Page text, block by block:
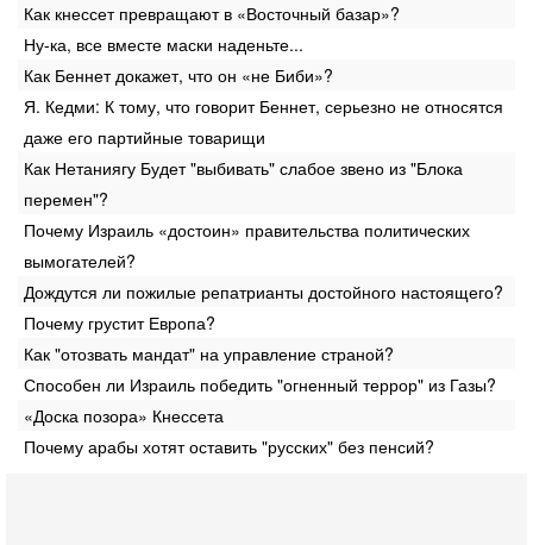
Как кнессет превращают в «Восточный базар»?
Ну-ка, все вместе маски наденьте...
Как Беннет докажет, что он «не Биби»?
Я. Кедми: К тому, что говорит Беннет, серьезно не относятся
даже его партийные товарищи
Как Нетаниягу Будет "выбивать" слабое звено из "Блока
перемен"?
Почему Израиль «достоин» правительства политических
вымогателей?
Дождутся ли пожилые репатрианты достойного настоящего?
Почему грустит Европа?
Как "отозвать мандат" на управление страной?
Способен ли Израиль победить "огненный террор" из Газы?
«Доска позора» Кнессета
Почему арабы хотят оставить "русских" без пенсий?